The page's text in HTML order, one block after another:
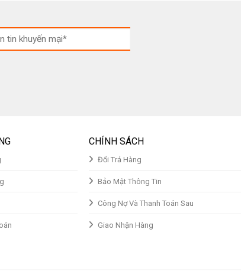
CHÍNH SÁCH
Đổi Trả Hàng
Bảo Mật Thông Tin
Công Nợ Và Thanh Toán Sau
Giao Nhận Hàng